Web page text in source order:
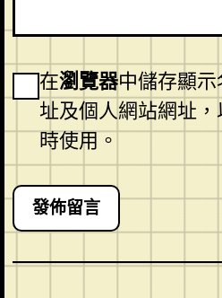
在瀏覽器中儲存顯
址及個人網站網址
時使用。